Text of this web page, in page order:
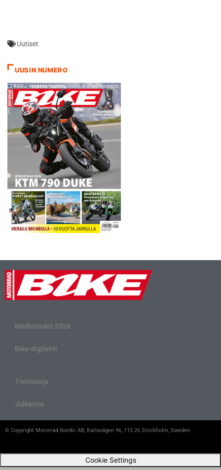
250-kuutioisissa kaudella
keltanokkana viides. ”2019
Lorenzosta tulee
nelinkertaisen
maailmanmestarin Marc
Marquezin tallikaveri; silloin
meillä…
Uutiset
UUSIN NUMERO
Mediatiedot 2026
Bike-digilehti
Tietosuoja
Julkaistu
© Copyright Motorrad Nordic AB, Karlavägen 96, 115 26 Stockholm, Sweden
Cookie Settings